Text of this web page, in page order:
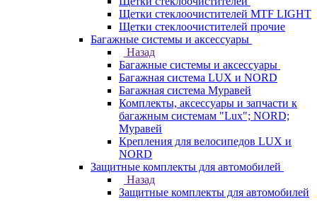
Щетки стеклоочистителей MTF LIGHT
Щетки стеклоочистителей прочие
Багажные системы и аксессуары
Назад
Багажные системы и аксессуары
Багажная система LUX и NORD
Багажная система Муравей
Комплекты, аксессуары и запчасти к
багажным системам "Lux"; NORD;
Муравей
Крепления для велосипедов LUX и
NORD
Защитные комплекты для автомобилей
Назад
Защитные комплекты для автомобилей